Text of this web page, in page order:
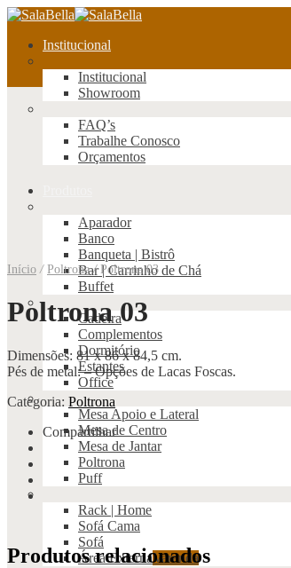
Institucional
Institucional
Showroom
FAQ’s
Trabalhe Conosco
Orçamentos
Aparador
Banco
Banqueta | Bistrô
Bar | Carrinho de Chá
Buffet
Cadeira
Complementos
Dormitório
Estantes
Office
Mesa Apoio e Lateral
Mesa de Centro
Mesa de Jantar
Poltrona
Puff
Rack | Home
Sofá Cama
Sofá
Área ExternaVaranda
Início / Poltrona /Poltrona 03
Poltrona 03
Dimensões: 81 x 86 x 84,5 cm.
Pés de metal: – Opções de Lacas Foscas.
Categoria: Poltrona
Compartilhar
Produtos relacionados